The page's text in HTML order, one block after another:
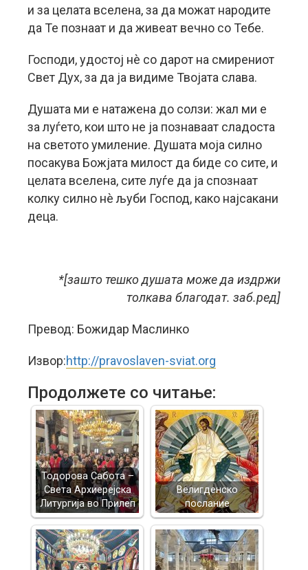
и за целата вселена, за да можат народите
да Те познаат и да живеат вечно со Тебе.
Господи, удостој нè со дарот на смирениот
Свет Дух, за да ја видиме Твојата слава.
Душата ми е натажена до солзи: жал ми е
за луѓето, кои што не ја познаваат сладоста
на светото умиление. Душата моја силно
посакува Божјата милост да биде со сите, и
целата вселена, сите луѓе да ја спознаат
колку силно нè љуби Господ, како најсакани
деца.
*[зашто тешко душата може да издржи
толкава благодат. заб.ред]
Превод: Божидар Маслинко
Извор:http://pravoslaven-sviat.org
Продолжете со читање:
Тодорова Сабота –
Света Архиерејска
Литургија во Прилеп
Велигденско
послание